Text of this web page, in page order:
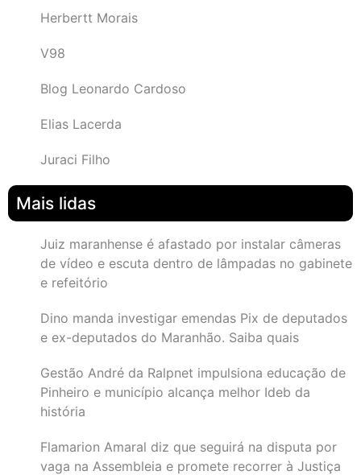
Herbertt Morais
V98
Blog Leonardo Cardoso
Elias Lacerda
Juraci Filho
Mais lidas
Juiz maranhense é afastado por instalar câmeras
de vídeo e escuta dentro de lâmpadas no gabinete
e refeitório
Dino manda investigar emendas Pix de deputados
e ex-deputados do Maranhão. Saiba quais
Gestão André da Ralpnet impulsiona educação de
Pinheiro e município alcança melhor Ideb da
história
Flamarion Amaral diz que seguirá na disputa por
vaga na Assembleia e promete recorrer à Justiça